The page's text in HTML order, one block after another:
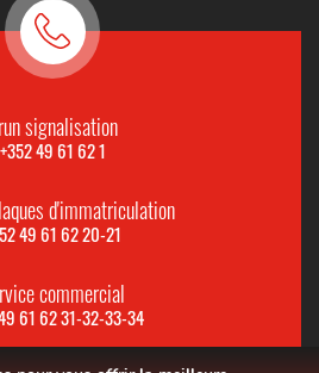
signalisation
+352 49 61 62 1
d'immatriculation
49 61 62 20-21
commercial
61 62 31-32-33-34